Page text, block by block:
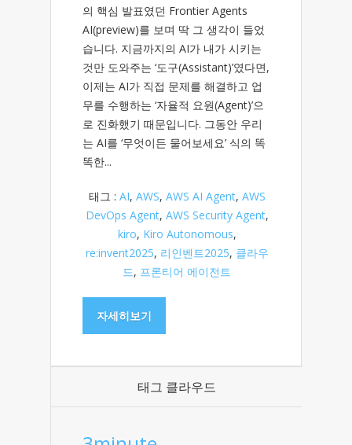
의 핵심 발표였던 Frontier Agents
AI(preview)를 보며 딱 그 생각이 들었
습니다. 지금까지의 AI가 내가 시키는
것만 도와주는 ‘도구(Assistant)’였다면,
이제는 AI가 직접 문제를 해결하고 업
무를 수행하는 ‘자율적 요원(Agent)’으
로 진화했기 때문입니다. 그동안 우리
는 AI를 ‘무엇이든 물어보세요’ 식의 똑
똑한...
태그 : AI, AWS, AWS AI Agent, AWS
DevOps Agent, AWS Security Agent,
kiro, Kiro Autonomous,
re:invent2025, 리인벤트2025, 클라우
드, 프론티어 에이전트
자세히보기
태그 클라우드